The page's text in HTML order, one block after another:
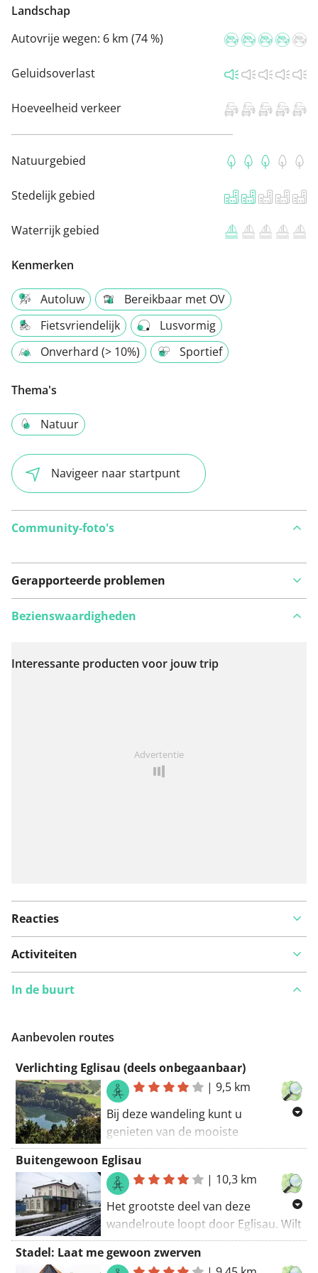
Landschap
Autovrije wegen: 6 km (74 %)
Geluidsoverlast
Hoeveelheid verkeer
Natuurgebied
Stedelijk gebied
Waterrijk gebied
Kenmerken
Autoluw
Bereikbaar met OV
Fietsvriendelijk
Lusvormig
Onverhard (> 10%)
Sportief
Thema's
Natuur
Navigeer naar startpunt
Community-foto's
Gerapporteerde problemen
Bekijk op kaart
Bezienswaardigheden
Interessante producten voor jouw trip
Advertentie
Reacties
Activiteiten
In de buurt
Aanbevolen routes
Verlichting Eglisau (deels onbegaanbaar)
|9,5 km
Bij deze wandeling kunt u
genieten van de mooiste
wandelpaden in Eglisau. GR-paden
komen samen met deze route. Er
zijn enkele hobbelige wegen langs
deze wandelroute. De wandelroute
begint op de parkeerplaats. Een deel
van het pad is onverhard.
Buitengewoon Eglisau
| 10,3 km
Het grootste deel van deze
wandelroute loopt door Eglisau. Wilt
u uw impact op het milieu
verkleinen? Maak gebruik van het
Stadel: Laat me gewoon zwerven